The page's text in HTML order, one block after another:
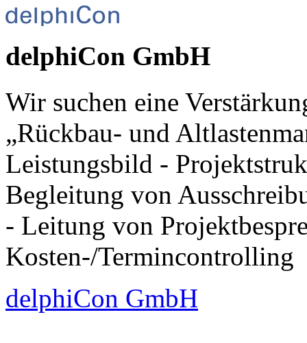
delphiCon GmbH
Wir suchen eine
„Rückbau- und
Leistungsbild -
Begleitung von
- Leitung von
Kosten-/Termincontrolling
delphiCon GmbH